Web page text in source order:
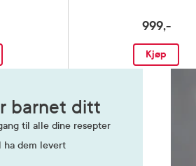
999,-
Kjøp
barnet ditt
til alle dine resepter
ha dem levert